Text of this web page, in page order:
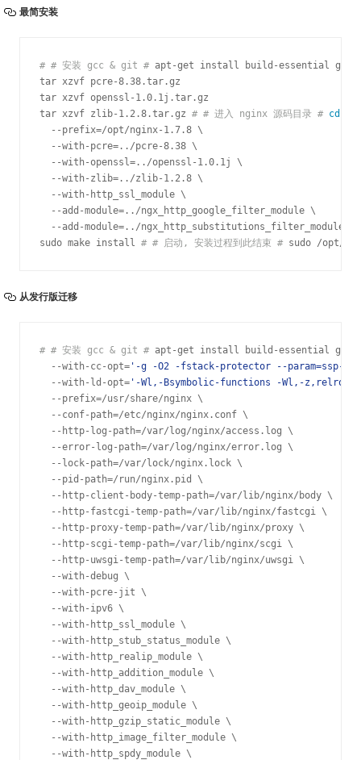
最简安装
# # 安装 gcc & git # apt-get install build-essential git
tar xzvf pcre-8.38.tar.gz
tar xzvf openssl-1.0.1j.tar.gz
tar xzvf zlib-1.2.8.tar.gz # # 进入 nginx 源码目录 # cd
  --prefix=/opt/nginx-1.7.8 \
  --with-pcre=../pcre-8.38 \
  --with-openssl=../openssl-1.0.1j \
  --with-zlib=../zlib-1.2.8 \
  --with-http_ssl_module \
  --add-module=../ngx_http_google_filter_module \
  --add-module=../ngx_http_substitutions_filter_module
sudo make install # # 启动, 安装过程到此结束 # sudo /opt/
从发行版迁移
# # 安装 gcc & git # apt-get install build-essential git
  --with-cc-opt=
' -g -O2 -fstack-protector --param=ssp-
  --with-ld-opt=
' -Wl,-Bsymbolic-functions -Wl,-z,relro
  --prefix=/usr/share/nginx \
  --conf-path=/etc/nginx/nginx.conf \
  --http-log-path=/var/log/nginx/access.log \
  --error-log-path=/var/log/nginx/error.log \
  --lock-path=/var/lock/nginx.lock \
  --pid-path=/run/nginx.pid \
  --http-client-body-temp-path=/var/lib/nginx/body \
  --http-fastcgi-temp-path=/var/lib/nginx/fastcgi \
  --http-proxy-temp-path=/var/lib/nginx/proxy \
  --http-scgi-temp-path=/var/lib/nginx/scgi \
  --http-uwsgi-temp-path=/var/lib/nginx/uwsgi \
  --with-debug \
  --with-pcre-jit \
  --with-ipv6 \
  --with-http_ssl_module \
  --with-http_stub_status_module \
  --with-http_realip_module \
  --with-http_addition_module \
  --with-http_dav_module \
  --with-http_geoip_module \
  --with-http_gzip_static_module \
  --with-http_image_filter_module \
  --with-http_spdy_module \